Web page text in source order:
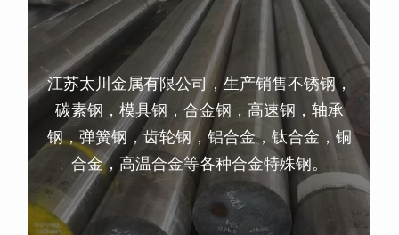
江苏太川金属有限公司，生产销售不锈钢，
碳素钢，模具钢，合金钢，高速钢，轴承
钢，弹簧钢，齿轮钢，铝合金，钛合金，铜
合金，高温合金等各种合金特殊钢。